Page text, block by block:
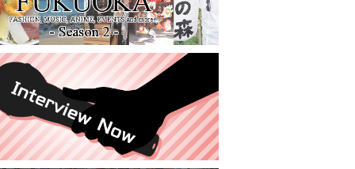
Fukuoka mencicipi menu vegan/vegetarian